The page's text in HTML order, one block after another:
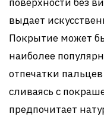
выдает
Покрытие может
наиболее
отпечатки
сливаясь с
предпочитает